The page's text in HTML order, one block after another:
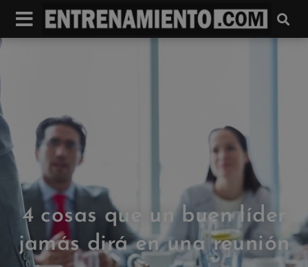
4 cosas que un buen líder
jamás dirá en una reunión